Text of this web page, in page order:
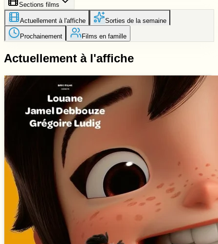
Sections films
Actuellement à l'affiche Sorties de la semaine
Prochainement Films en famille
Actuellement à l'affiche